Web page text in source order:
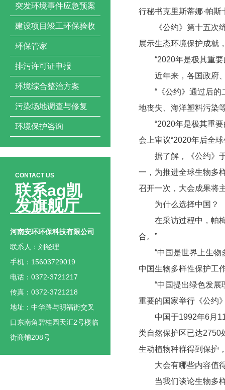
突发环境事件应急预案
建设项目竣工环保验收
环保管家
排污许可证申报
环境综合整治方案
污染场地调查与修复
环境保护咨询
CONTACT US
联系ag凯
发旗舰厅
河南安环环保科技有限公司
联系人：刘经理
手机：15603729019
电话：0372-3721217
传真：0372-3721218
地址：中华路与明福街交叉
口东南角碧桂园天汇2号楼临
街商铺208号
行秘书克里斯蒂娜·帕
《公约》第十五次缔
展示生态环境保护成就
“2020年是极其重要
近年来，各国政府、
“《公约》通过后的二
地丧失、海洋塑料污染
“2020年是极其重要
会上审议“2020年后全
据了解，《公约》于
一，为推进全球生物多
召开一次，大会成果将
为什么选择中国？
在采访过程中，帕梅
合。”
“中国是世界上生物多
中国生物多样性保护工
“中国提出绿色发展理
重要的国家举行《公约
中国于1992年6月11
类自然保护区已达2750
生动植物种群得到保护
大会有哪些内容值
当我们谈论生物多样